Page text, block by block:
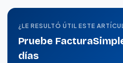
¿LE RESULTÓ ÚTIL ESTE
Pruebe
días